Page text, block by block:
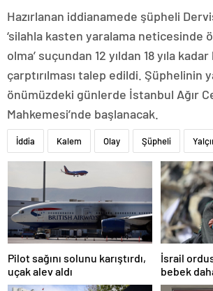
Hazırlanan iddianamede şüpheli
‘silahla kasten yaralama neticesinde
olma’ suçundan 12 yıldan 18 yıla
çarptırılması talep edildi. Şüphelinin
önümüzdeki günlerde İstanbul Ağır
Mahkemesi’nde başlanacak.
İddia Kalem Olay Şüpheli
Pilot sağını solunu karıştırdı,
uçak alev aldı
İsrail
bebek